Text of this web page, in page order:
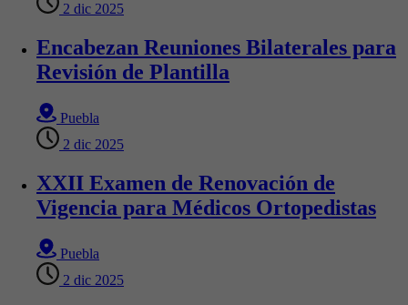
2 dic 2025
Encabezan Reuniones Bilaterales para
Revisión de Plantilla
Puebla
2 dic 2025
XXII Examen de Renovación de
Vigencia para Médicos Ortopedistas
Puebla
2 dic 2025